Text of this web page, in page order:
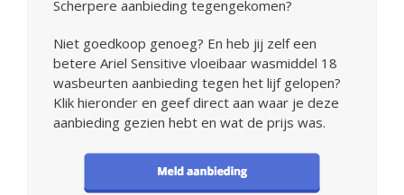
Scherpere aanbieding tegengekomen?
Niet goedkoop genoeg? En heb jij zelf een
betere Ariel Sensitive vloeibaar wasmiddel 18
wasbeurten aanbieding tegen het lijf gelopen?
Klik hieronder en geef direct aan waar je deze
aanbieding gezien hebt en wat de prijs was.